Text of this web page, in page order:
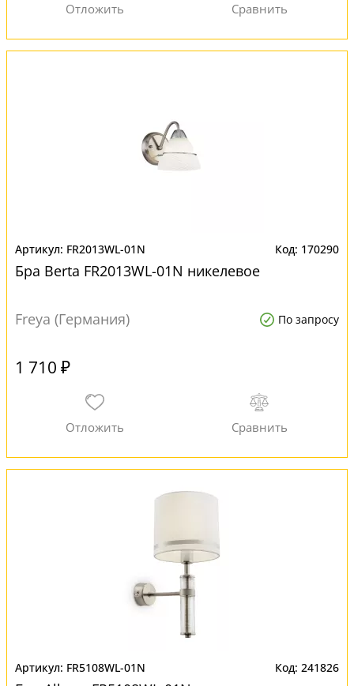
FR2013WL-01N 170290
Бра Berta FR2013WL-01N никелевое
Freya (Германия) По запросу
1 710 ₽
FR5108WL-01N 241826